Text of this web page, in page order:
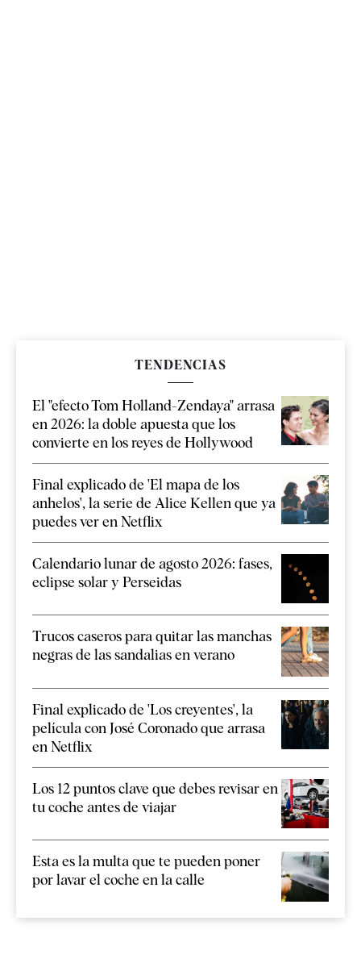
TENDENCIAS
El "efecto Tom Holland-Zendaya" arrasa
en 2026: la doble apuesta que los
convierte en los reyes de Hollywood
Final explicado de 'El mapa de los
anhelos', la serie de Alice Kellen que ya
puedes ver en Netflix
Calendario lunar de agosto 2026: fases,
eclipse solar y Perseidas
Trucos caseros para quitar las manchas
negras de las sandalias en verano
Final explicado de 'Los creyentes', la
película con José Coronado que arrasa
en Netflix
Los 12 puntos clave que debes revisar en
tu coche antes de viajar
Esta es la multa que te pueden poner
por lavar el coche en la calle